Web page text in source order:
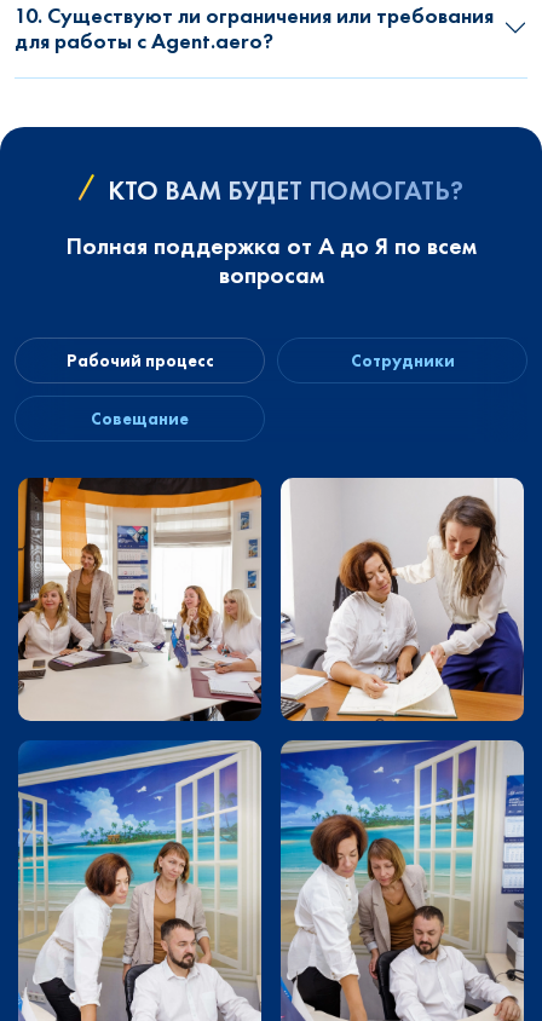
10. Существуют ли ограничения или требования
для работы с Agent.aero?
КТО ВАМ БУДЕТ ПОМОГАТЬ?
Полная поддержка от А до Я по всем
вопросам
Рабочий процесс Сотрудники
Совещание